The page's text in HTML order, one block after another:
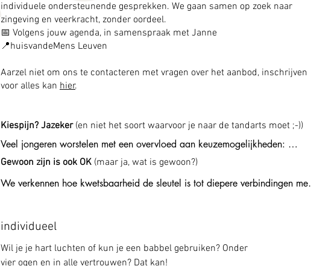
individuele ondersteunende gesprekken. We gaan samen op zoek naar
zingeving en veerkracht, zonder oordeel.
📅 Volgens jouw agenda, in samenspraak met Janne
📍huisvandeMens Leuven
Aarzel niet om ons te contacteren met vragen over het aanbod, inschrijven
voor alles kan hier.
Kiespijn? Jazeker (en niet het soort waarvoor je naar de tandarts moet ;-))
Veel jongeren worstelen met een overvloed aan keuzemogelijkheden:
worden’. We focussen op het aspect zingeving en authenticiteit.
Gewoon zijn is ook OK (maar ja, wat is gewoon?)
We verkennen hoe kwetsbaarheid de sleutel is tot diepere verbindingen met
en empathie te creëren.  En we ontdekken dat het oké is om gewoon te zijn.
individueel
Wil je je hart luchten of kun je een babbel gebruiken? Onder
vier ogen en in alle vertrouwen? Dat kan!